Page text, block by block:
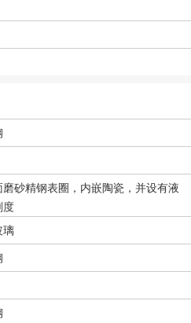
砂精钢表圈，内嵌陶瓷，并设有液
度
璃